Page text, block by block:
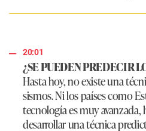
20:01
¿SE PUEDEN PREDECIR
Hasta hoy, no existe una
sismos. Ni los países como
tecnología es muy avanzada,
desarrollar una técnica